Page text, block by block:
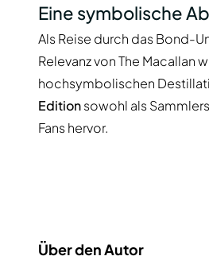
Eine symbolische
Als Reise durch das Bond-
Relevanz von The Macallan
hochsymbolischen
Editionsowohl als
Fans hervor.
Über den Autor